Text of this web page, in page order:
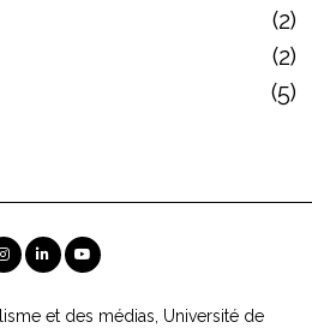
2
2
5
et des médias, Université de